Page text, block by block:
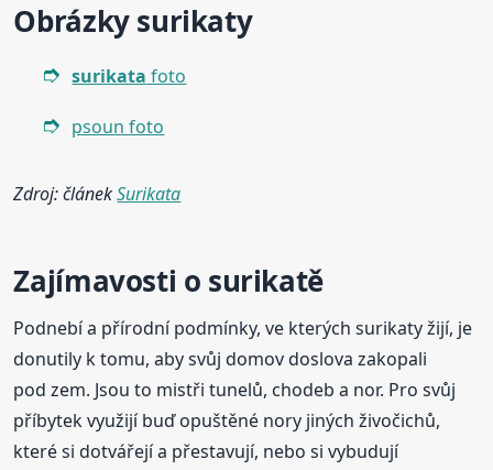
Obrázky surikaty
surikata foto
psoun foto
Zdroj: článekSurikata
Zajímavosti o surikatě
Podnebí a přírodní podmínky, ve kterých surikaty žijí, je
donutily k tomu, aby svůj domov doslova zakopali
pod zem. Jsou to mistři tunelů, chodeb a nor. Pro svůj
příbytek využijí buď opuštěné nory jiných živočichů,
které si dotvářejí a přestavují, nebo si vybudují